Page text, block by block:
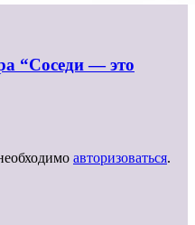
“Соседи — это
авторизоваться.